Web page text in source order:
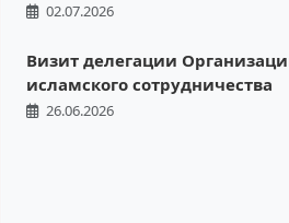
02.07.2026
Визит делегации
исламского сотрудничества
26.06.2026